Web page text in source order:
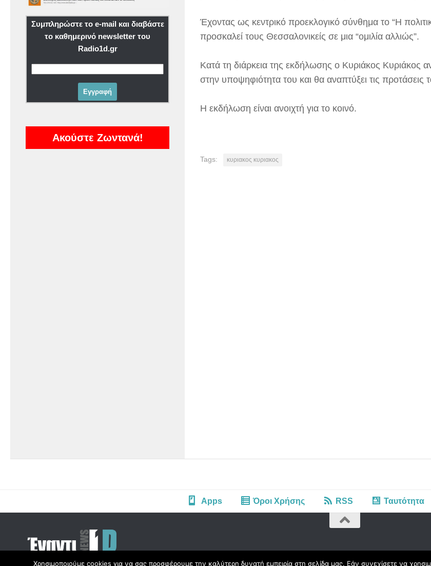
Έχοντας ως κεντρικό προεκλογικό σύνθημα το “Η
προσκαλεί τους Θεσσαλονικείς σε μια “ομιλία αλλιώς”.
Κατά τη διάρκεια της εκδήλωσης ο Κυριάκος Κυριάκος
στην υποψηφιότητα του και θα αναπτύξει τις προτάσεις
Η εκδήλωση είναι ανοιχτή για το κοινό.
Tags: κυριακος κυριακος
Συμπληρώστε το e-mail και διαβάστε
το καθημερινό newsletter του
Radio1d.gr
Ακούστε Ζωντανά!
Apps Όροι Χρήσης RSS Ταυτότητα
Χρησιμοποιούμε cookies για να σας προσφέρουμε την καλύτερη δυνατή εμπειρία στη σελίδα μας. Εάν συνεχίσετε να